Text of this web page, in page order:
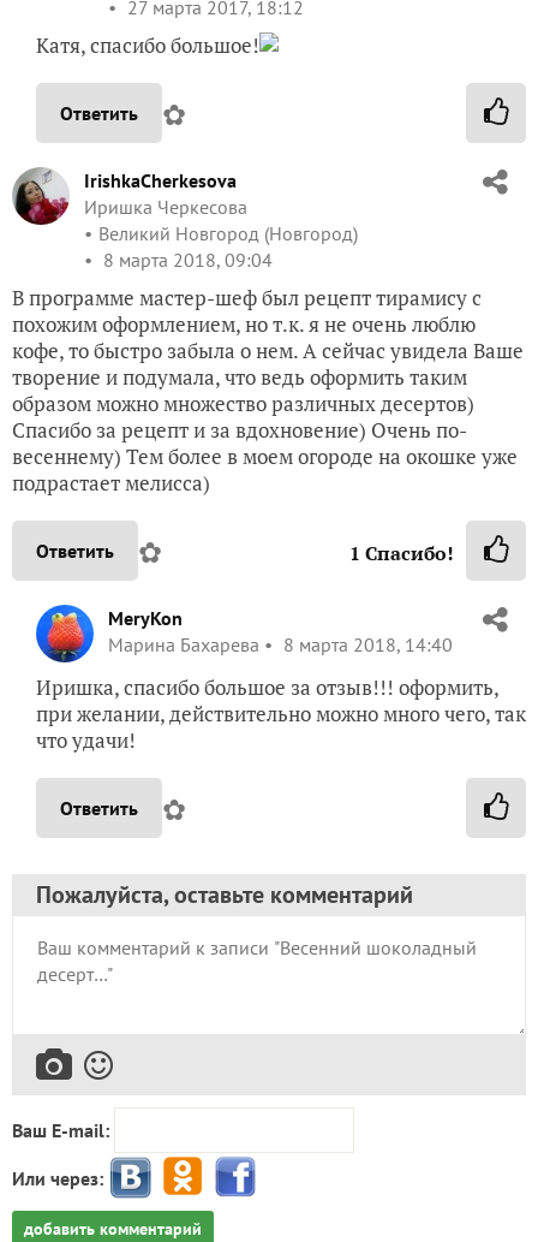
27 марта 2017, 18:12
Катя, спасибо большое!
Ответить ✿
IrishkaCherkesova
Иришка Черкесова
Великий Новгород (Новгород)
8 марта 2018, 09:04
В программе мастер-шеф был рецепт тирамису с
похожим оформлением, но т.к. я не очень люблю
кофе, то быстро забыла о нем. А сейчас увидела Ваше
творение и подумала, что ведь оформить таким
образом можно множество различных десертов)
Спасибо за рецепт и за вдохновение) Очень по-
весеннему) Тем более в моем огороде на окошке уже
подрастает мелисса)
Ответить ✿ 1 Спасибо!
MeryKon
Марина Бахарева
8 марта 2018, 14:40
Иришка, спасибо большое за отзыв!!! оформить,
при желании, действительно можно много чего, так
что удачи!
Ответить ✿
Пожалуйста, оставьте комментарий
Ваш E-mail:
Или через:
добавить комментарий